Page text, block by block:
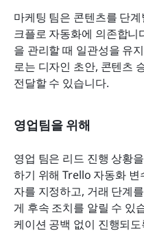
마케팅 팀은 콘텐츠를 단
크플로 자동화에 의존합니
을 관리할 때 일관성을 유
로는 디자인 초안, 콘텐츠
전달할 수 있습니다.
영업팀을 위해
영업 팀은 리드 진행 상황
하기 위해 Trello 자동화
자를 지정하고, 거래 단계
게 후속 조치를 알릴 수 있
케이션 공백 없이 진행되